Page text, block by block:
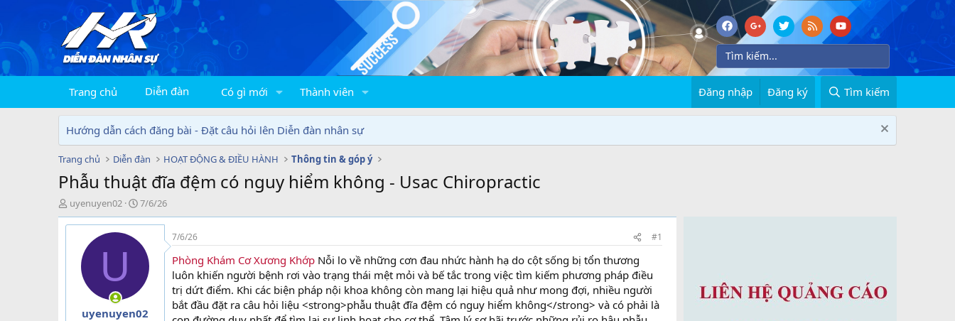
Trang chủ Diễn đàn Có gì mới Thành viên Đăng nhập Đăng ký Tìm kiếm
Hướng dẫn cách đăng bài - Đặt câu hỏi lên Diễn đàn nhân sự
Trang chủ Diễn đàn HOẠT ĐỘNG & ĐIỀU HÀNH Thông tin & góp ý
Phẫu thuật đĩa đệm có nguy hiểm không - Usac Chiropractic
T
h
r
uyenuyen02
N
g
à
y
g
7/6/26
U
uyenuyen02
7/6/26 #1
Phòng Khám Cơ Xương Khớp Nỗi lo về những cơn đau nhức hành hạ do cột sống bị tổn thương
luôn khiến người bệnh rơi vào trạng thái mệt mỏi và bế tắc trong việc tìm kiếm phương pháp điều
trị dứt điểm. Khi các biện pháp nội khoa không còn mang lại hiệu quả như mong đợi, nhiều người
bắt đầu đặt ra câu hỏi liệu <strong>phẫu thuật đĩa đệm có nguy hiểm không</strong> và có phải là